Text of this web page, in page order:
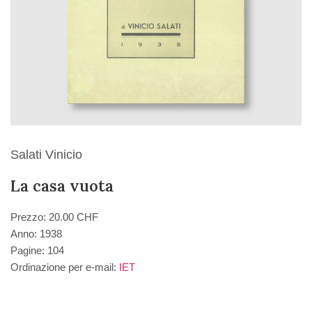
Salati Vinicio
La casa vuota
Prezzo: 20.00 CHF
Anno: 1938
Pagine: 104
Ordinazione per e-mail: IET